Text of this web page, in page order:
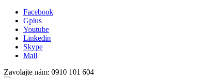
Facebook
Gplus
Youtube
Linkedin
Skype
Mail
Zavolajte nám: 0910 101 604